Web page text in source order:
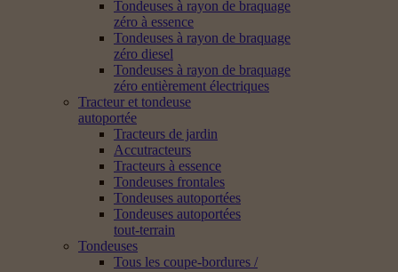
Tondeuses à rayon de braquage
zéro à essence
Tondeuses à rayon de braquage
zéro diesel
Tondeuses à rayon de braquage
zéro entièrement électriques
Tracteur et tondeuse
autoportée
Tracteurs de jardin
Accutracteurs
Tracteurs à essence
Tondeuses frontales
Tondeuses autoportées
Tondeuses autoportées
tout-terrain
Tondeuses
Tous les coupe-bordures /